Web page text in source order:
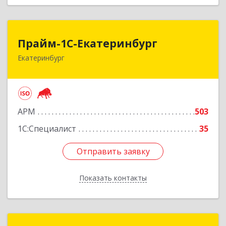
Прайм-1С-Екатеринбург
Екатеринбург
АРМ
503
1С:Специалист
35
Отправить заявку
Показать контакты
Прайм-1С-Екатеринбург
620142, Свердловская обл, Екатеринбург г, 8
Отправить заявку
Назад